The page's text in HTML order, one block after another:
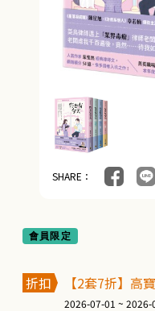
SHARE：
會員限定
折扣 【2套7折】高
2026-07-01 ~ 2026-